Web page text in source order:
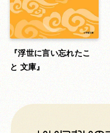
浮世に言い忘れたこ
と 文庫